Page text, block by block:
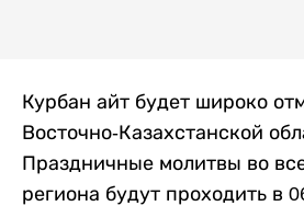
Курбан айт будет широко
Восточно-Казахстанской
Праздничные молитвы во
региона будут проходить в